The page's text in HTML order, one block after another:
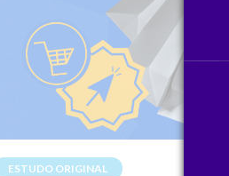
ESTUDO ORIGINAL